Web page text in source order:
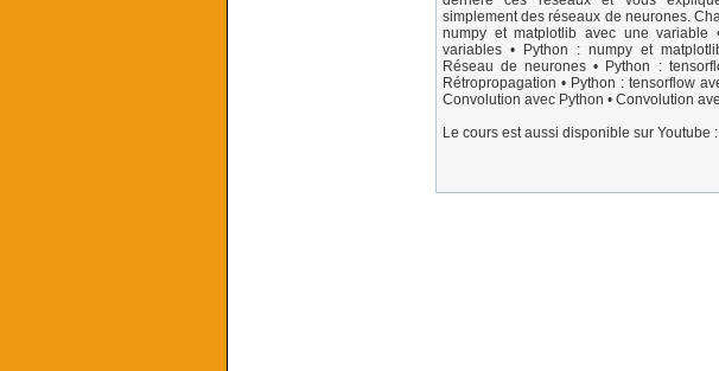
simplement des réseaux de neurones.
numpy et matplotlib avec une variable
variables • Python : numpy et
Réseau de neurones • Python :
Rétropropagation • Python : tensorflow
Convolution avec Python • Convolution
Le cours est aussi disponible sur Youtube :